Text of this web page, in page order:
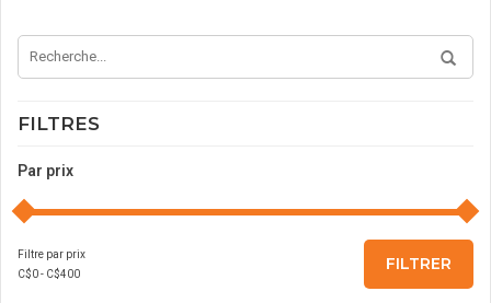
FILTRES
Par prix
Filtre par prix
C$0- C$400
FILTRER